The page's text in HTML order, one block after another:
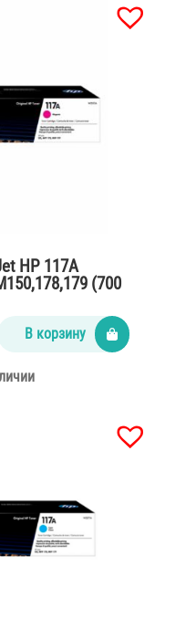
HP 117A
(700
В корзину